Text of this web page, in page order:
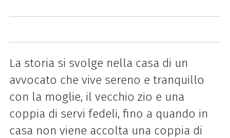
La storia si svolge nella casa di un
avvocato che vive sereno e tranquillo
con la moglie, il vecchio zio e una
coppia di servi fedeli, fino a quando in
casa non viene accolta una coppia di